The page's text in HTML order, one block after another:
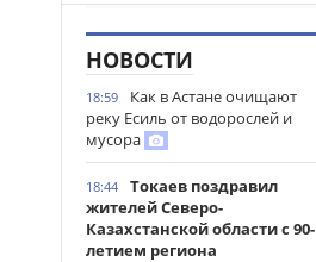
НОВОСТИ
18:59
Как в Астане очищают
реку Есиль от водорослей и
мусора
18:44
Токаев поздравил
жителей Северо-
Казахстанской области с 90-
летием региона